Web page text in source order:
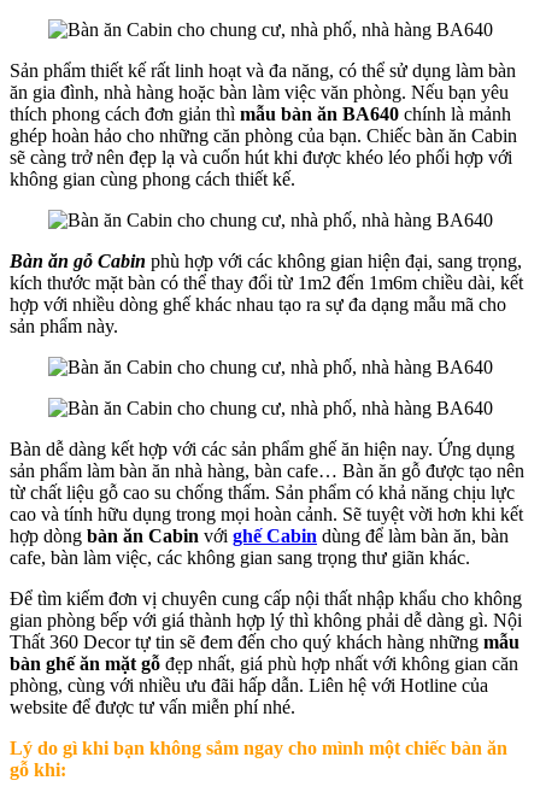
Sản phẩm thiết kế rất linh hoạt và đa năng, có thể sử dụng làm bàn
ăn gia đình, nhà hàng hoặc bàn làm việc văn phòng. Nếu bạn yêu
thích phong cách đơn giản thì mẫu bàn ăn BA640 chính là mảnh
ghép hoàn hảo cho những căn phòng của bạn. Chiếc bàn ăn Cabin
sẽ càng trở nên đẹp lạ và cuốn hút khi được khéo léo phối hợp với
không gian cùng phong cách thiết kế.
Bàn ăn gỗ Cabin phù hợp với các không gian hiện đại, sang trọng,
kích thước mặt bàn có thể thay đổi từ 1m2 đến 1m6m chiều dài, kết
hợp với nhiều dòng ghế khác nhau tạo ra sự đa dạng mẫu mã cho
sản phẩm này.
Bàn dễ dàng kết hợp với các sản phẩm ghế ăn hiện nay. Ứng dụng
sản phẩm làm bàn ăn nhà hàng, bàn cafe… Bàn ăn gỗ được tạo nên
từ chất liệu gỗ cao su chống thấm. Sản phẩm có khả năng chịu lực
cao và tính hữu dụng trong mọi hoàn cảnh. Sẽ tuyệt vời hơn khi kết
hợp dòng bàn ăn Cabin với ghế Cabin dùng để làm bàn ăn, bàn
cafe, bàn làm việc, các không gian sang trọng thư giãn khác.
Để tìm kiếm đơn vị chuyên cung cấp nội thất nhập khẩu cho không
gian phòng bếp với giá thành hợp lý thì không phải dễ dàng gì. Nội
Thất 360 Decor tự tin sẽ đem đến cho quý khách hàng những mẫu
bàn ghế ăn mặt gỗ đẹp nhất, giá phù hợp nhất với không gian căn
phòng, cùng với nhiều ưu đãi hấp dẫn. Liên hệ với Hotline của
website để được tư vấn miễn phí nhé.
Lý do gì khi bạn không sắm ngay cho mình một chiếc bàn ăn
gỗ khi: